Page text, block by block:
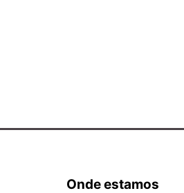
Onde estamos